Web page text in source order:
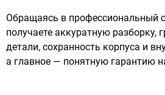
Обращаясь в профессиональный
получаете аккуратную разборку,
детали, сохранность корпуса и
а главное — понятную гарантию